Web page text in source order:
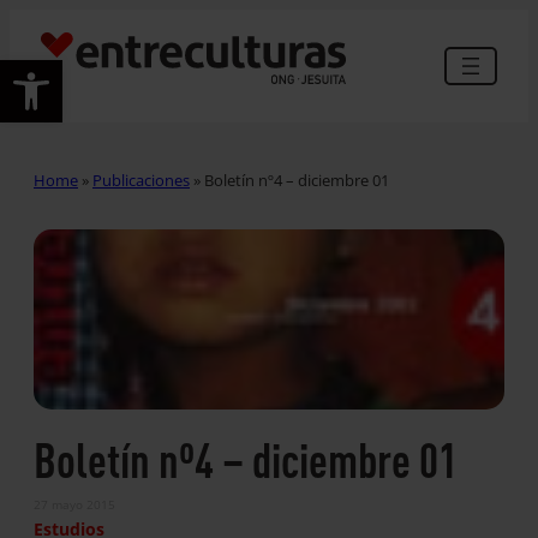
Abrir barra de herramientas
Home » Publicaciones » Boletín nº4 – diciembre 01
Boletín nº4 – diciembre 01
Estudios